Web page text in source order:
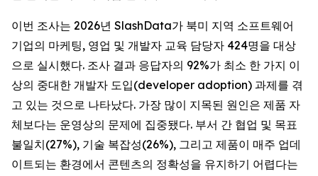
이번 조사는 2026년 SlashData가 북미 지역 소프트웨어
기업의 마케팅, 영업 및 개발자 교육 담당자 424명을 대상
으로 실시했다. 조사 결과 응답자의 92%가 최소 한 가지 이
상의 중대한 개발자 도입(developer adoption) 과제를 겪
고 있는 것으로 나타났다. 가장 많이 지목된 원인은 제품 자
체보다는 운영상의 문제에 집중됐다. 부서 간 협업 및 목표
불일치(27%), 기술 복잡성(26%), 그리고 제품이 매주 업데
이트되는 환경에서 콘텐츠의 정확성을 유지하기 어렵다는